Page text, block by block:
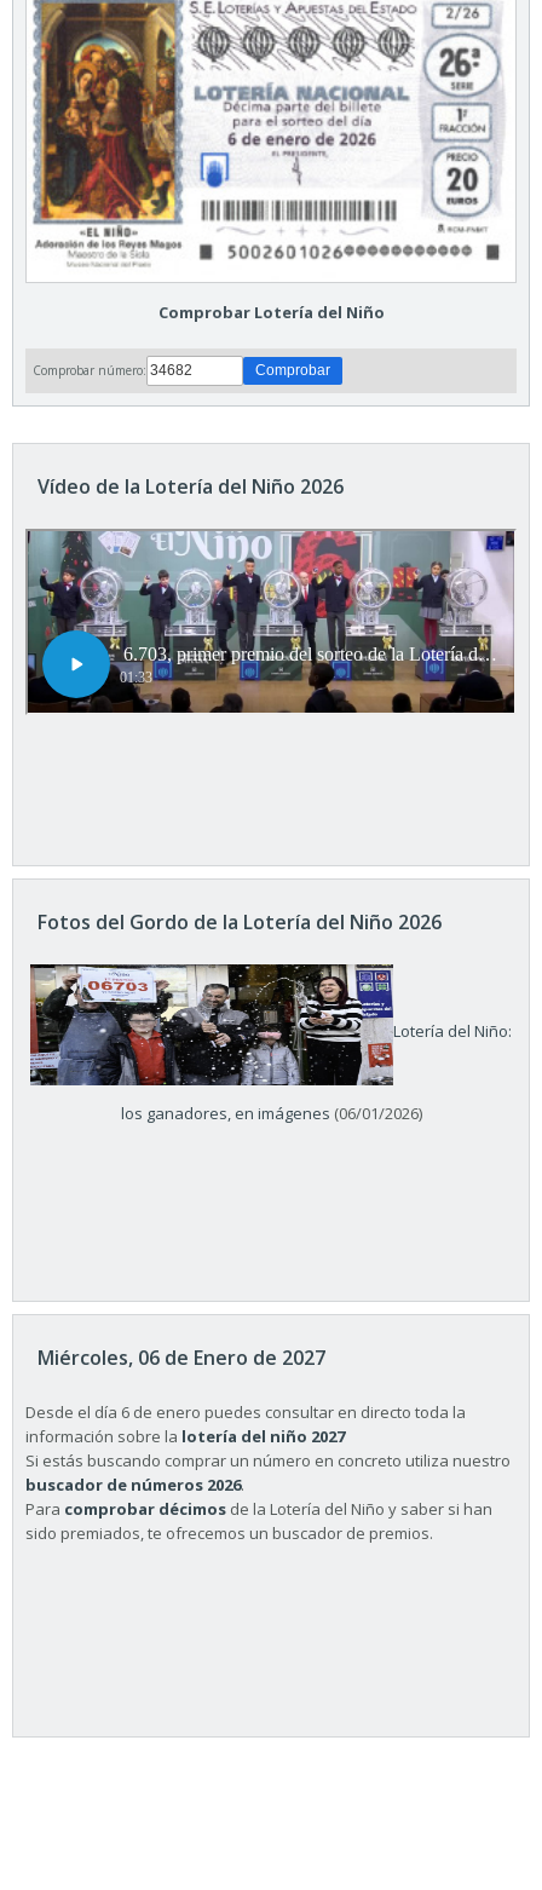
Comprobar Lotería del Niño
Comprobar número:
Vídeo de la Lotería del Niño 2026
Fotos del Gordo de la Lotería del Niño 2026
Lotería del Niño:
los ganadores, en imágenes (06/01/2026)
Miércoles, 06 de Enero de 2027
Desde el día 6 de enero puedes consultar en directo toda la
información sobre la lotería del niño 2027
Si estás buscando comprar un número en concreto utiliza nuestro
buscador de números 2026.
Para comprobar décimos de la Lotería del Niño y saber si han
sido premiados, te ofrecemos un buscador de premios.